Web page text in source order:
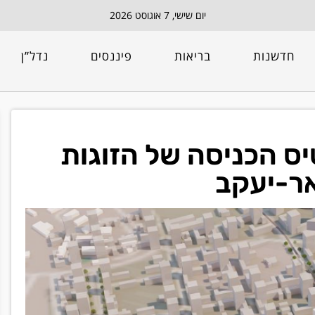
יום שישי, 7 אוגוסט 2026
חדשנות בריאות פיננסים נדל”ן
כרטיס הכניסה של הזוגות
יעקב